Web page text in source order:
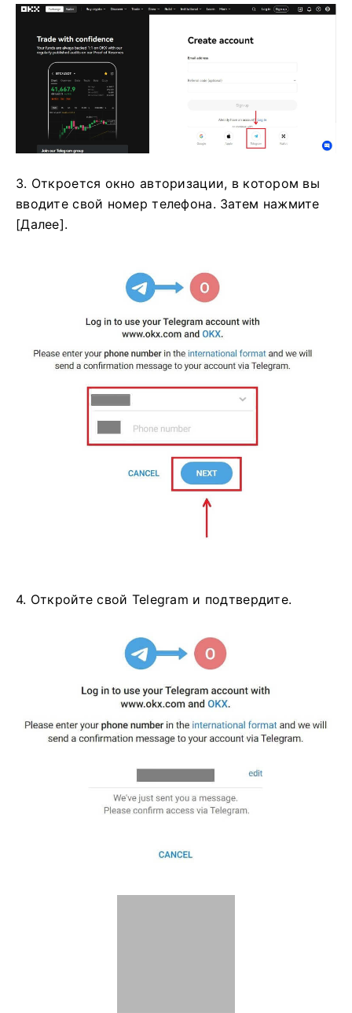
3. Откроется окно авторизации, в котором вы
вводите свой номер телефона. Затем нажмите
[Далее].
4. Откройте свой Telegram и подтвердите.